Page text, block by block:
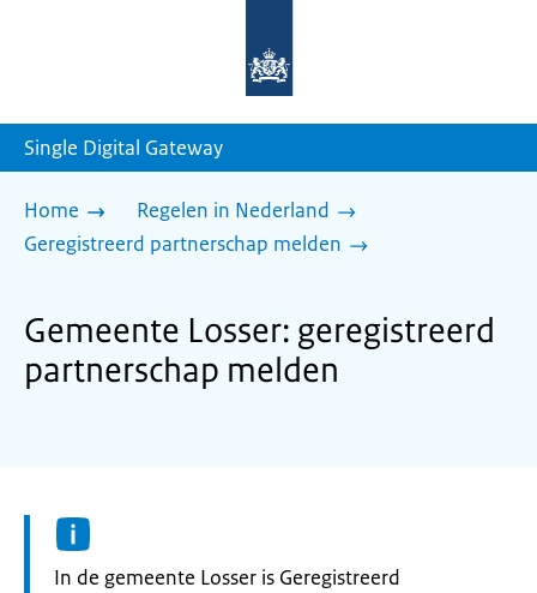
homepage
Single Digital Gateway
Home
Regelen in Nederland
Geregistreerd partnerschap melden
Gemeente Losser: geregistreerd
partnerschap melden
Informatie:
In de gemeente Losser is Geregistreerd